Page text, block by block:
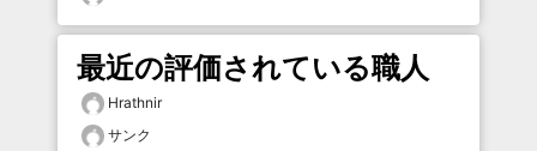
最近の評価されている職人
Hrathnir
サンク